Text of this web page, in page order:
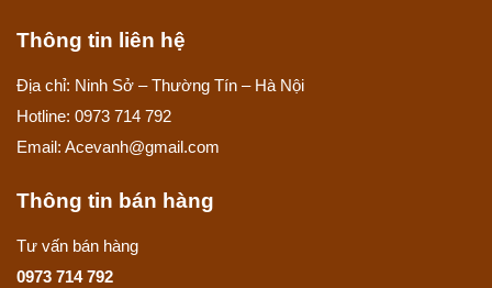
Thông tin liên hệ
Địa chỉ: Ninh Sở – Thường Tín – Hà Nội
Hotline: 0973 714 792
Email: Acevanh@gmail.com
Thông tin bán hàng
Tư vấn bán hàng
0973 714 792